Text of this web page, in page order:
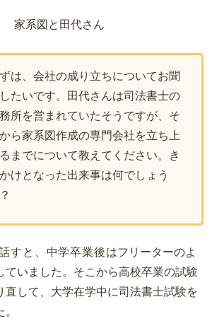
は、会社の成り立ちについてお聞
たいです。田代さんは司法書士の
所を営まれていたそうですが、そ
ら家系図作成の専門会社を立ち上
までについて教えてください。き
けとなった出来事は何でしょう
すと、中学卒業後はフリーターのよ
ていました。そこから高校卒業の試験
直して、大学在学中に司法書士試験を